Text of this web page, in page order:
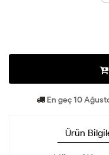
En geç 10
Ürün